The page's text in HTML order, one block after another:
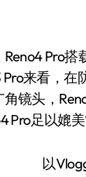
Pro搭
来看，
镜头，
Pro足以媲